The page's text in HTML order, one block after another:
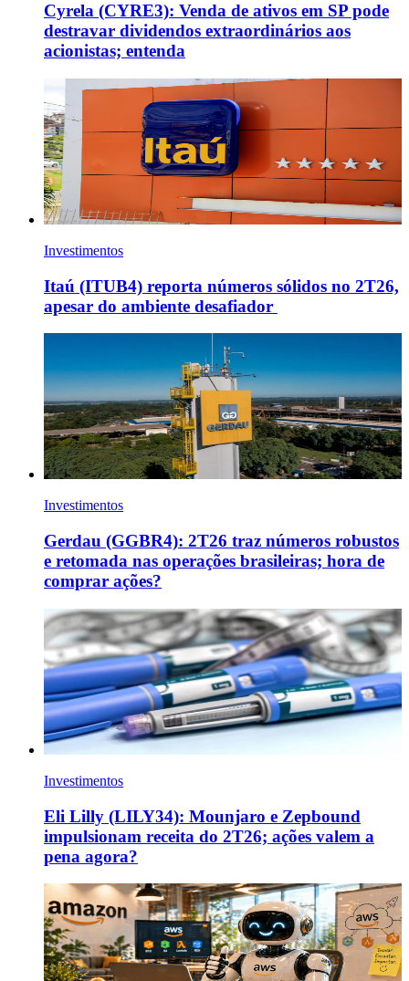
Cyrela (CYRE3): Venda de ativos em SP pode
destravar dividendos extraordinários aos
acionistas; entenda
Investimentos
Itaú (ITUB4) reporta números sólidos no 2T26,
apesar do ambiente desafiador
Investimentos
Gerdau (GGBR4): 2T26 traz números robustos
e retomada nas operações brasileiras; hora de
comprar ações?
Investimentos
Eli Lilly (LILY34): Mounjaro e Zepbound
impulsionam receita do 2T26; ações valem a
pena agora?